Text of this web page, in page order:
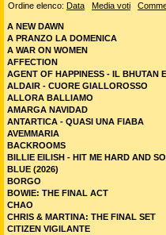
Ordine elenco: Data Media voti
A NEW DAWN
A PRANZO LA DOMENICA
A WAR ON WOMEN
AFFECTION
AGENT OF HAPPINESS - IL BHUTAN
ALDAIR - CUORE GIALLOROSSO
ALLORA BALLIAMO
AMARGA NAVIDAD
ANTARTICA - QUASI UNA FIABA
AVEMMARIA
BACKROOMS
BILLIE EILISH - HIT ME HARD AND
BLUE (2026)
BORGO
BOWIE: THE FINAL ACT
CHAO
CHRIS & MARTINA: THE FINAL SET
CITIZEN VIGILANTE